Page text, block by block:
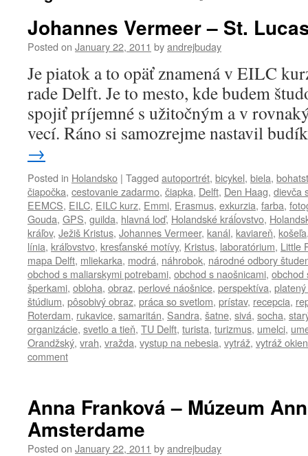
Johannes Vermeer – St.
Posted on January 22, 2011 byandrejbuday
Je piatok a to opäť znamená v EILC
rade Delft. Je to mesto, kde budem
spojiť príjemné s užitočným a v
vecí. Ráno si samozrejme nastavil
→
Posted in Holandsko | Tagged autoportrét, bicykel, biela,
čiapočka, cestovanie zadarmo, čiapka, Delft, Den Haag, dievča
EEMCS, EILC, EILC kurz, Emmi, Erasmus, exkurzia, farba,
Gouda, GPS, guilda, hlavná loď, Holandské kráĺovstvo,
kráľov, Ježiš Kristus, Johannes Vermeer, kanál, kaviareň, košeľa
línia, kráľovstvo, kresťanské motívy, Kristus, laboratórium, Little
mapa Delft, mliekarka, modrá, náhrobok, národné odbory
obchod s maliarskymi potrebami, obchod s naošnicami, obchod
šperkami, obloha, obraz, perlové náošnice, perspektíva,
štúdium, pôsobivý obraz, práca so svetlom, prístav, recepcia,
Roterdam, rukavice, samaritán, Sandra, šatne, sivá, socha,
organizácie, svetlo a tieň, TU Delft, turista, turizmus, umelci,
Orandžský, vrah, vražda, vystup na nebesia, vytráž, vytráž okien
comment
Anna Franková – Múzeum
Amsterdame
Posted on January 22, 2011 byandrejbuday